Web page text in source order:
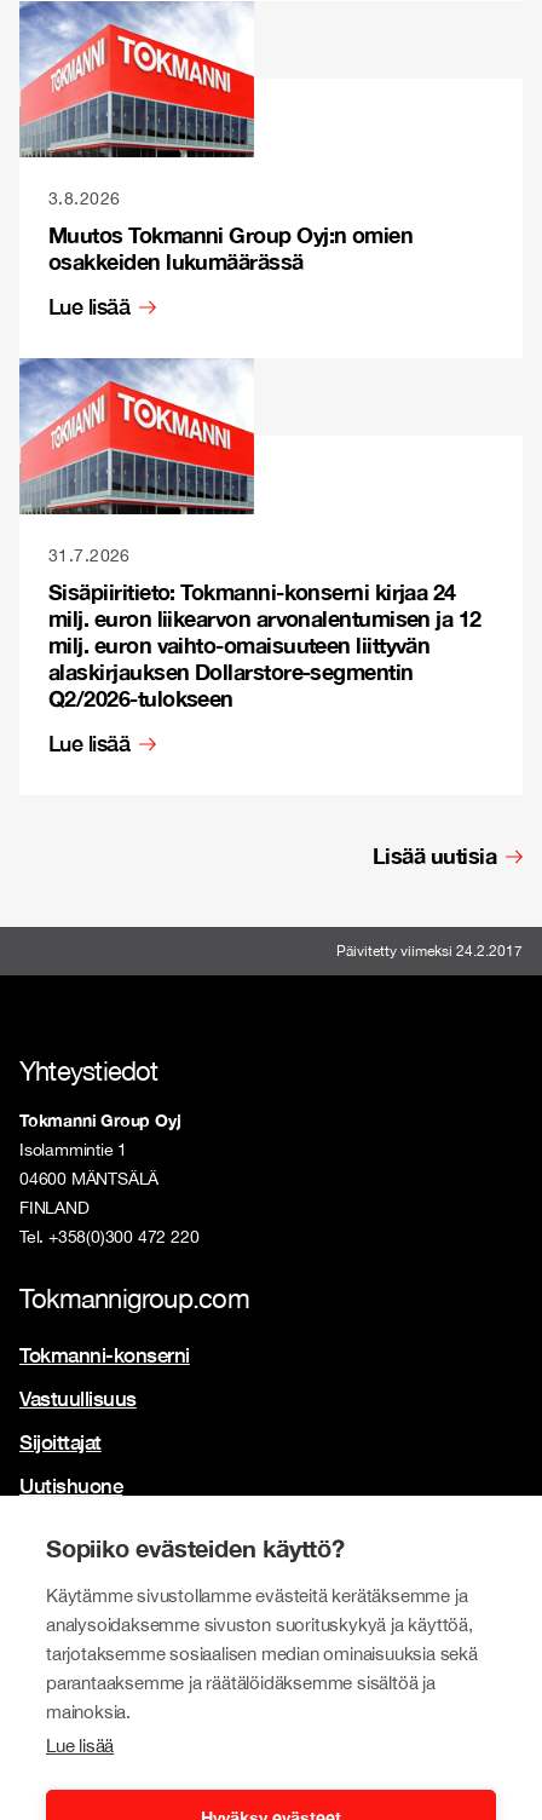
Sopiiko evästeiden käyttö?
Käytämme sivustollamme evästeitä kerätäksemme ja
analysoidaksemme sivuston suorituskykyä ja käyttöä,
tarjotaksemme sosiaalisen median ominaisuuksia sekä
parantaaksemme ja räätälöidäksemme sisältöä ja
mainoksia.
Lue lisää
3.8.2026
Muutos Tokmanni Group Oyj:n omien
osakkeiden lukumäärässä
Lue lisää
31.7.2026
Sisäpiiritieto: Tokmanni-konserni kirjaa 24
milj. euron liikearvon arvonalentumisen ja 12
milj. euron vaihto-omaisuuteen liittyvän
alaskirjauksen Dollarstore-segmentin
Q2/2026-tulokseen
Lue lisää
Lisää uutisia
Päivitetty viimeksi 24.2.2017
Yhteystiedot
Tokmanni Group Oyj
Isolammintie 1
04600 MÄNTSÄLÄ
FINLAND
Tel. +358(0)300 472 220
Tokmannigroup.com
Tokmanni-konserni
Vastuullisuus
Sijoittajat
Uutishuone
Brändimme
Tokmanni
SPAR Suomi
Click Shoes ja Shoe House
Dollarstore
Big Dollar